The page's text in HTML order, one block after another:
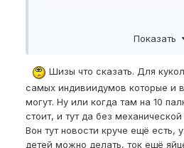
выглядит странно, интересно
что думаете?
Показать
Шизы что сказать. Для
самых индивиидумов которые и
могут. Ну или когда там на 10
стоит, и тут да без
Вон тут новости круче ещё есть,
детей можно делать, ток ещё